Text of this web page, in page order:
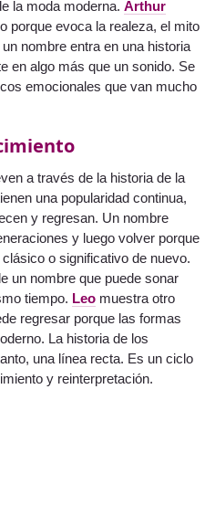
la moda moderna. Arthur
porque evoca la realeza, el mito
nombre entra en una historia
en algo más que un sonido. Se
emocionales que van mucho
a través de la historia de la
una popularidad continua,
y regresan. Un nombre
y luego volver porque
o significativo de nuevo.
un nombre que puede sonar
tiempo. Leo muestra otro
regresar porque las formas
La historia de los
una línea recta. Es un ciclo
y reinterpretación.